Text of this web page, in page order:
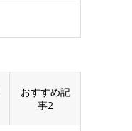
おすすめ記
事2